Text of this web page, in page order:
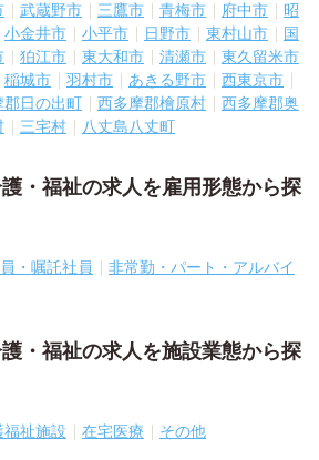
武蔵野市 三鷹市 青梅市 府中市
昭
小金井市 小平市 日野市 東村山市
国
狛江市 東大和市 清瀬市
東久留米市
稲城市 羽村市 あきる野市
西東京市
郡日の出町 西多摩郡檜原村
西多摩郡奥
三宅村 八丈島八丈町
・福祉の求人を雇用形態から探
・嘱託社員
非常勤・パート・アルバイ
・福祉の求人を施設業態から探
福祉施設 在宅医療 その他